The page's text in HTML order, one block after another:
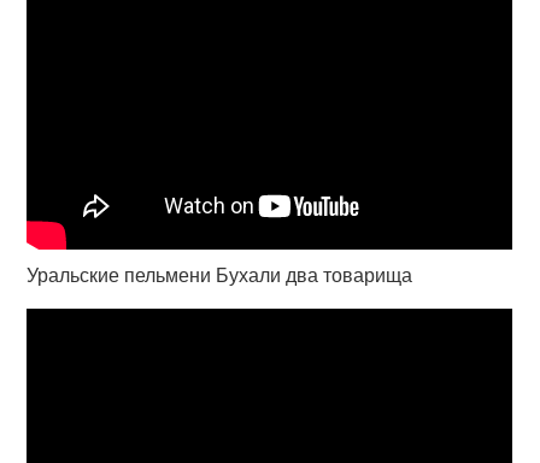
Уральские пельмени Бухали два товарища